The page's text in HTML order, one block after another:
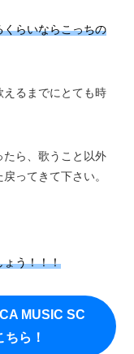
らいならこっちの
るまでにとても時
たら、歌うこと以外
ってきて下さい。
ょう！！！
MUSIC SC
ら！